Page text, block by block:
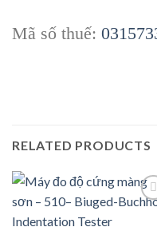
Mã số thuế:
RELATED PRODUCTS